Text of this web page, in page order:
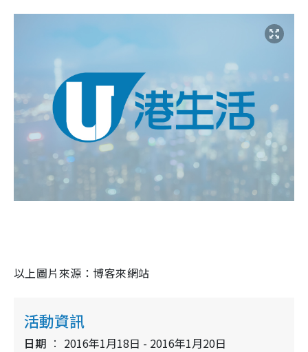
以上圖片來源：博客來網站
活動資訊
日期 2016年1月18日 - 2016年1月20日